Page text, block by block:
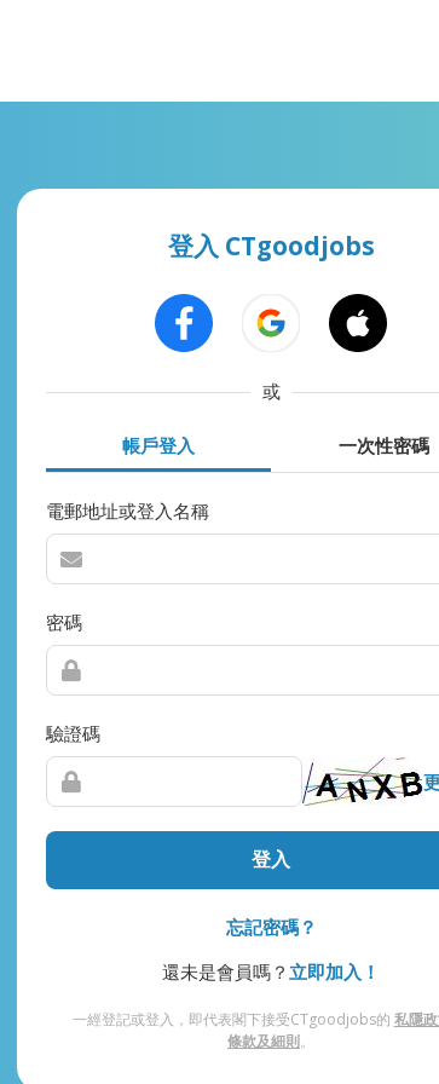
登入 CTgoodjobs
或
帳戶登入 一次性密碼
電郵地址或登入名稱
密碼
驗證碼
登入
忘記密碼？
還未是會員嗎？ 立即加入！
一經登記或登入，即代表閣下接受CTgoodjobs的 私隱
條款及細則。